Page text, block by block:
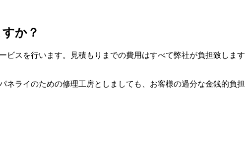
か？
スを行います。見積もりまでの費用はすべて弊社が負担致します
ライのための修理工房としましても、お客様の過分な金銭的負担